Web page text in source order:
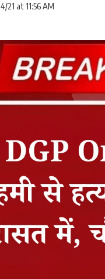
21 at 11:56 AM